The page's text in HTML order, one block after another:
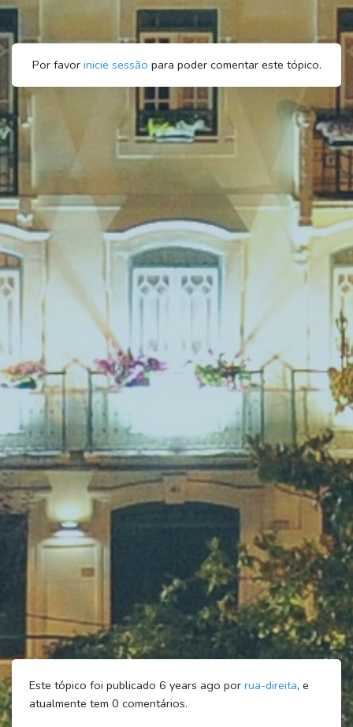
Por favor inicie sessão para poder comentar este tópico.
Este tópico foi publicado 6 years ago por rua-direita, e
atualmente tem 0 comentários.